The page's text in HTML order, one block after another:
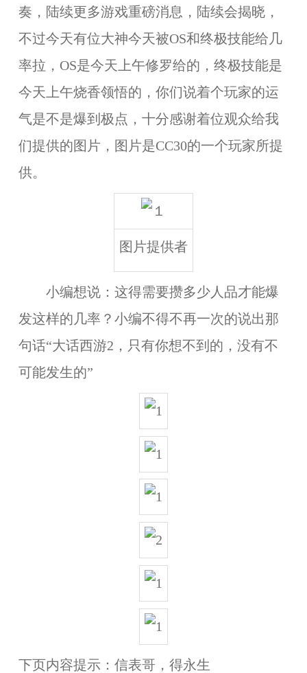
奏，陆续更多游戏重磅消息，陆续会揭晓，
不过今天有位大神今天被OS和终极技能给几
率拉，OS是今天上午修罗给的，终极技能是
今天上午烧香领悟的，你们说着个玩家的运
气是不是爆到极点，十分感谢着位观众给我
们提供的图片，图片是CC30的一个玩家所提
供。
图片提供者
小编想说：这得需要攒多少人品才能爆
发这样的几率？小编不得不再一次的说出那
句话“大话西游2，只有你想不到的，没有不
可能发生的”
下页内容提示： 信表哥，得永生